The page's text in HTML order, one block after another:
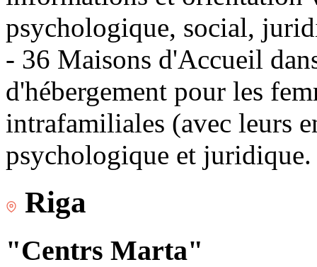
psychologique, social,
- 36 Maisons d'Accueil
d'hébergement pour les
intrafamiliales (avec leurs
psychologique et juridique.
Riga
"Centrs Marta"